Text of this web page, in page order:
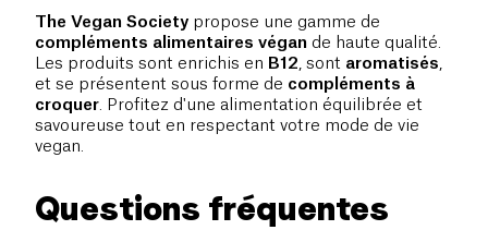
The Vegan Society propose une gamme de
compléments alimentaires végan de haute qualité.
Les produits sont enrichis en B12 , sont aromatisés
et se présentent sous forme de compléments à
croquer . Profitez d'une alimentation équilibrée et
savoureuse tout en respectant votre mode de vie
vegan.
Questions fréquentes